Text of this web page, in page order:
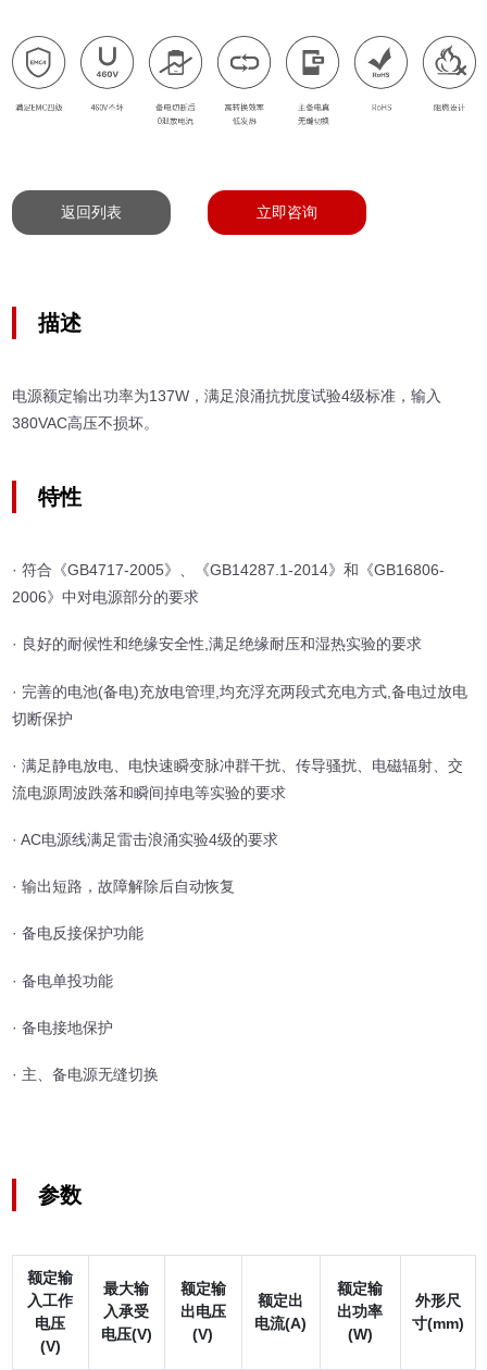
返回列表 立即咨询
描述
电源额定输出功率为137W，满足浪涌抗扰度试验4级标准，输入
380VAC高压不损坏。
特性
· 符合《GB4717-2005》、《GB14287.1-2014》和《GB16806-
2006》中对电源部分的要求
· 良好的耐候性和绝缘安全性,满足绝缘耐压和湿热实验的要求
· 完善的电池(备电)充放电管理,均充浮充两段式充电方式,备电过放电
切断保护
· 满足静电放电、电快速瞬变脉冲群干扰、传导骚扰、电磁辐射、交
流电源周波跌落和瞬间掉电等实验的要求
· AC电源线满足雷击浪涌实验4级的要求
· 输出短路，故障解除后自动恢复
· 备电反接保护功能
· 备电单投功能
· 备电接地保护
· 主、备电源无缝切换
参数
额定输
入工作
电压
(V)
最大输
入承受
电压(V)
额定输
出电压
(V)
额定出
电流(A)
额定输
出功率
(W)
外形尺
寸(mm)